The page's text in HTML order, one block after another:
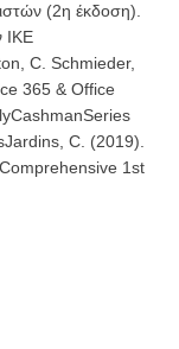
(2η έκδοση).
ΙΚΕ
C. Schmieder,
365 & Office
C. (2019).
1st